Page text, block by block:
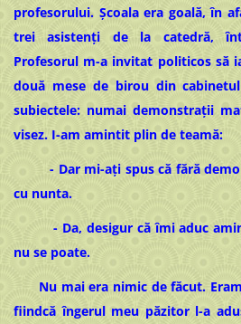
profesorului. Școala era goală, în
trei asistenți de la catedră,
Profesorul m-a invitat politicos să
două mese de birou din
subiectele: numai demonstrații
visez. I-am amintit plin de teamă:
- Dar mi-ați spus că fără
cu nunta.
- Da, desigur că îmi aduc
nu se poate.
Nu mai era nimic de făcut. Eram
fiindcă îngerul meu păzitor l-a